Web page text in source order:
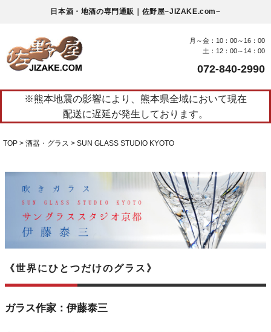
日本酒・地酒の専門通販｜佐野屋~JIZAKE.com~
月～金：10：00～16：00
土：12：00～14：00
072-840-2990
※熊本地震の影響により、熊本県全域において現在
配送に遅延が発生しております。
TOP 酒器・グラス SUN GLASS STUDIO KYOTO
《世界にひとつだけのグラス》
ガラス作家：伊藤泰三